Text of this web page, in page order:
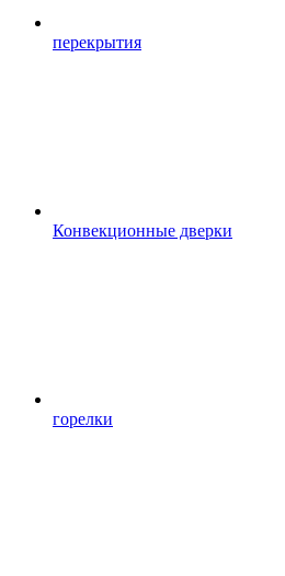
перекрытия
Конвекционные дверки
горелки